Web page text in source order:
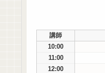
講師
10:00
11:00
12:00